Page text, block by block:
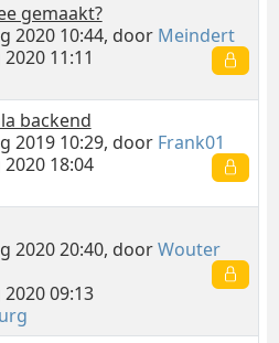
gemaakt?
2020 10:44, door Meindert
11:11
backend
2019 10:29, door Frank01
18:04
2020 20:40, doorWouter
09:13